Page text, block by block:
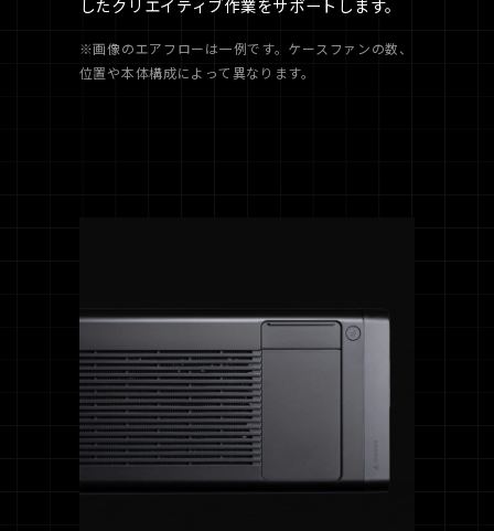
したクリエイティブ作業をサポートします。
※画像のエアフローは一例です。ケースファンの数、
位置や本体構成によって異なります。